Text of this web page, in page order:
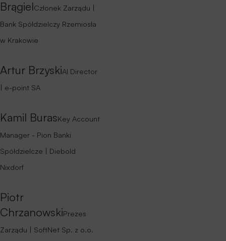
praktyczne aspekty implementacji.
Technologie w obsłudze klienta – jak
pozyskać nowych klientów?
nowoczesne płatności.
Systemy Wymiany Informacji dla
Zrzeszających
Podczas Forum, wzorem lat ubiegłych,
odbyło się wręczenie nagród
Krajowego Rankingu
Finansowego BANK.